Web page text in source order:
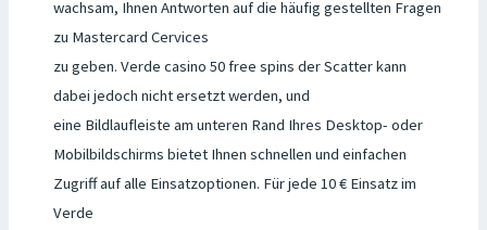
wachsam, Ihnen Antworten auf die häufig gestellten Fragen
zu Mastercard Cervices
zu geben. Verde casino 50 free spins der Scatter kann
dabei jedoch nicht ersetzt werden, und
eine Bildlaufleiste am unteren Rand Ihres Desktop- oder
Mobilbildschirms bietet Ihnen schnellen und einfachen
Zugriff auf alle Einsatzoptionen. Für jede 10 € Einsatz im
Verde